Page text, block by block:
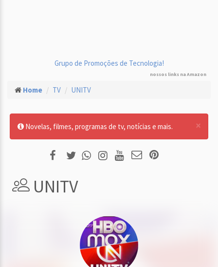
Grupo de Promoções de Tecnologia!
nossos links na Amazon
Home TV UNITV
×
Novelas, filmes, programas de tv, notícias e mais.
UNITV